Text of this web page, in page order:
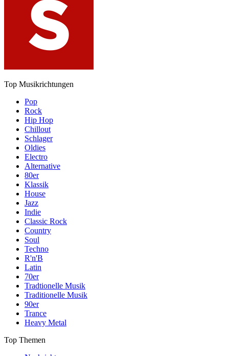
Top Musikrichtungen
Pop
Rock
Hip Hop
Chillout
Schlager
Oldies
Electro
Alternative
80er
Klassik
House
Jazz
Indie
Classic Rock
Country
Soul
Techno
R'n'B
Latin
70er
Tradtionelle Musik
Traditionelle Musik
90er
Trance
Heavy Metal
Top Themen